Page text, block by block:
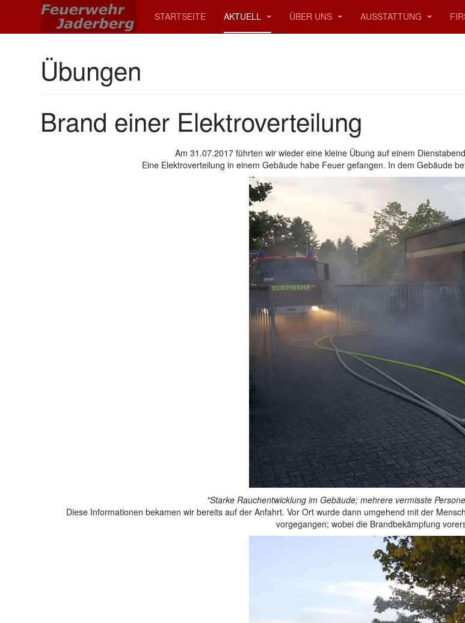
STARTSEITE AKTUELL ÜBER UNS AUSSTATTUNG
Übungen
Brand einer Elektroverteilung
Am 31.07.2017 führten wir wieder eine kleine Übung auf einem
Eine Elektroverteilung in einem Gebäude habe Feuer gefangen. In dem Gebäude
"Starke Rauchentwicklung im Gebäude; mehrere vermisste
Diese Informationen bekamen wir bereits auf der Anfahrt. Vor Ort wurde dann umgehend mit der
vorgegangen; wobei die Brandbekämpfung